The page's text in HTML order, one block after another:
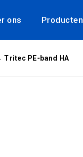
ons Producten
Tritec PE-band HA